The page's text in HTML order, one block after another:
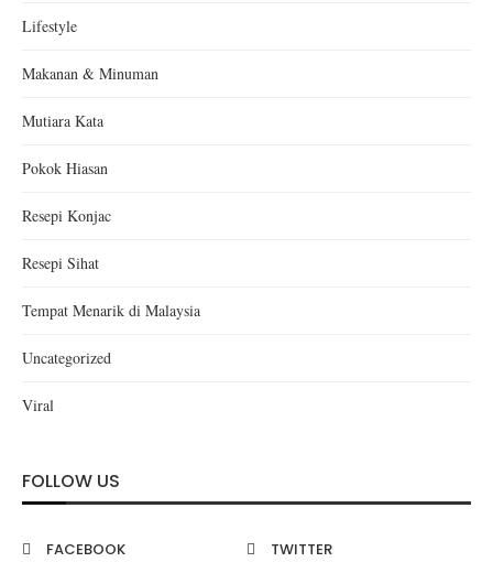
Lifestyle
Makanan & Minuman
Mutiara Kata
Pokok Hiasan
Resepi Konjac
Resepi Sihat
Tempat Menarik di Malaysia
Uncategorized
Viral
FOLLOW US
FACEBOOK
TWITTER